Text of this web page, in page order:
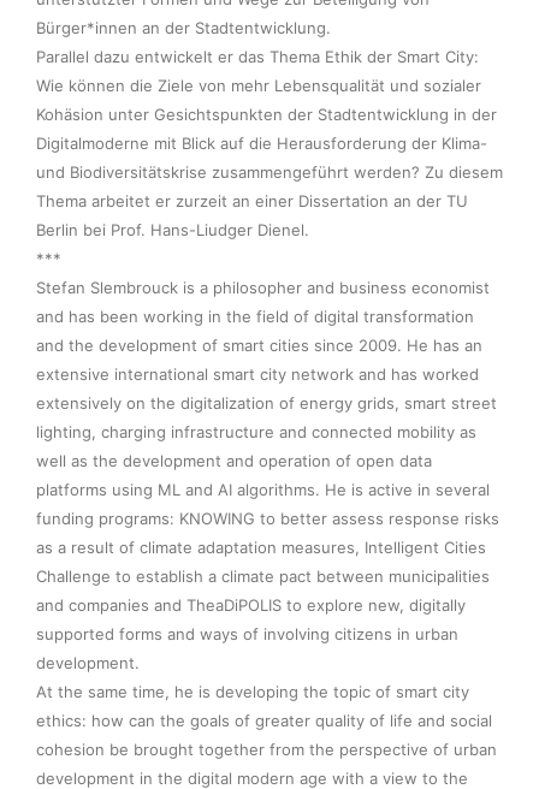
Bürger*innen an der Stadtentwicklung.
Parallel dazu entwickelt er das Thema Ethik der Smart City:
Wie können die Ziele von mehr Lebensqualität und sozialer
Kohäsion unter Gesichtspunkten der Stadtentwicklung in der
Digitalmoderne mit Blick auf die Herausforderung der Klima-
und Biodiversitätskrise zusammengeführt werden? Zu diesem
Thema arbeitet er zurzeit an einer Dissertation an der TU
Berlin bei Prof. Hans-Liudger Dienel.
***
Stefan Slembrouck is a philosopher and business economist
and has been working in the field of digital transformation
and the development of smart cities since 2009. He has an
extensive international smart city network and has worked
extensively on the digitalization of energy grids, smart street
lighting, charging infrastructure and connected mobility as
well as the development and operation of open data
platforms using ML and AI algorithms. He is active in several
funding programs: KNOWING to better assess response risks
as a result of climate adaptation measures, Intelligent Cities
Challenge to establish a climate pact between municipalities
and companies and TheaDiPOLIS to explore new, digitally
supported forms and ways of involving citizens in urban
development.
At the same time, he is developing the topic of smart city
ethics: how can the goals of greater quality of life and social
cohesion be brought together from the perspective of urban
development in the digital modern age with a view to the